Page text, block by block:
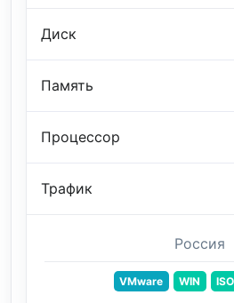
Диск
Память
Процессор
Трафик
Россия
VMware WIN ISO